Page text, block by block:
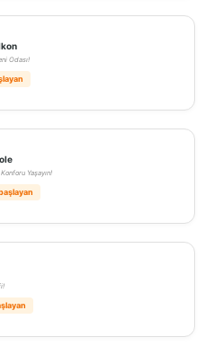
Odası!
Yaşayın!